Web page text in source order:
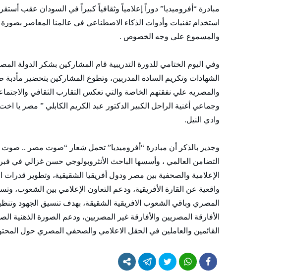
مبادرة “أفروميديا” دوراً إعلامياً وثقافياً كبيراً في السودان عقب
استخدام تقنيات وأدوات الذكاء الاصطناعي فى عالمنا المعاصر
والمسموع على وجه الخصوص .
وفي اليوم الختامي للدورة التدريبية قام المشاركين بشكر الدولة
الشهادات وتكريم السادة المدربين، وتطوع المشاركين بتحضير
والمصريه علي نفقتهم الخاصة والتي تعكس التقارب الثقافي
وجماعي أغنية الراحل الكبير الدكتور عبد الكريم الكابلي ” مصر يا
وادي النيل.
وجدير بالذكر أن مبادرة “أفروميديا” تحمل شعار “صوت مصر .. صوت
الإعلامية والصحفية بين مصر ودول أفريقيا الشقيقية، وتطوير
واقعية عن القارة الأفريقية، ودعم التعاون الإعلامي بين الشعوب،
المصري وباقي الشعوب الافريقية الشقيقة، بهدف تنسيق الجهود وتنظيم
الأفارقة المصريين والأفارقة غير المصريين، ودعم الصورة الذهنية
القائمين والعاملين في الحقل الاعلامي والصحفي المصري حول